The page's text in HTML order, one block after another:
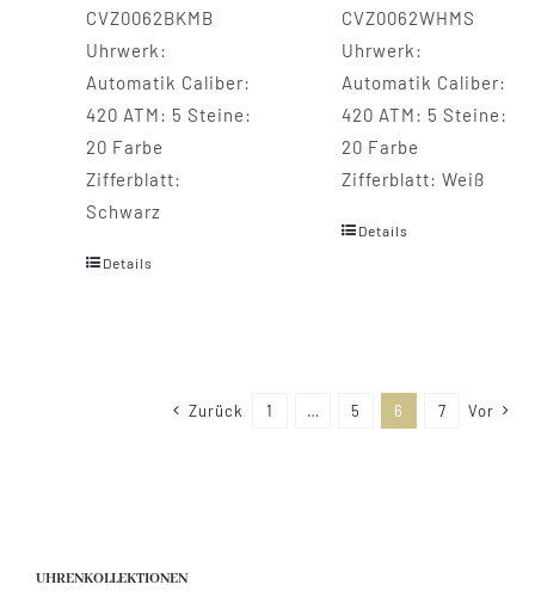
CVZ0062BKMB
Uhrwerk:
Automatik Caliber:
420 ATM: 5 Steine:
20 Farbe
Zifferblatt:
Schwarz
Details
CVZ0062WHMS
Uhrwerk:
Automatik Caliber:
420 ATM: 5 Steine:
20 Farbe
Zifferblatt: Weiß
Details
Zurück 1 … 5 6 7 Vor
UHRENKOLLEKTIONEN